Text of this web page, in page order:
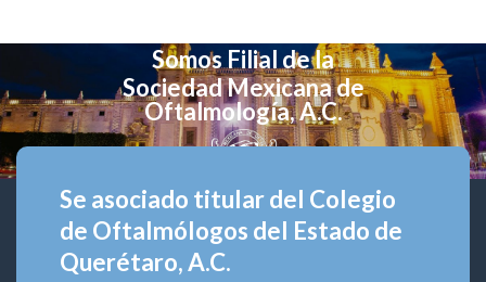
Somos Filial de la
Sociedad Mexicana de
Oftalmología, A.C.
Se asociado titular del Colegio
de Oftalmólogos del Estado de
Querétaro, A.C.